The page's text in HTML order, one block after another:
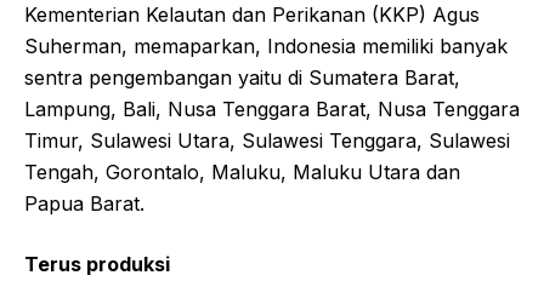
Kementerian Kelautan dan Perikanan (KKP) Agus
Suherman, memaparkan, Indonesia memiliki banyak
sentra pengembangan yaitu di Sumatera Barat,
Lampung, Bali, Nusa Tenggara Barat, Nusa Tenggara
Timur, Sulawesi Utara, Sulawesi Tenggara, Sulawesi
Tengah, Gorontalo, Maluku, Maluku Utara dan
Papua Barat.
Terus produksi